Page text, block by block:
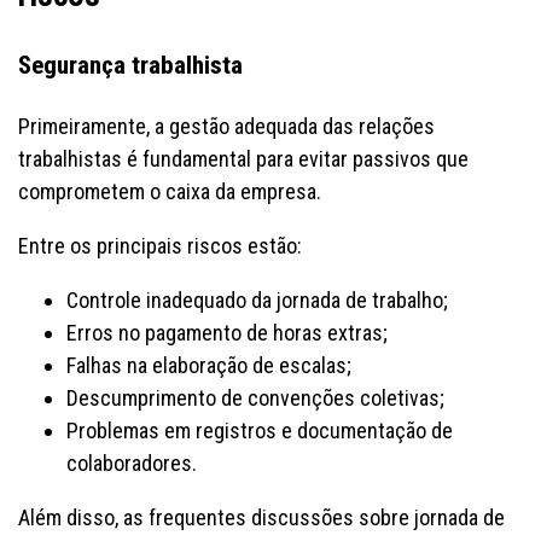
Segurança trabalhista
Primeiramente, a gestão adequada das relações
trabalhistas é fundamental para evitar passivos que
comprometem o caixa da empresa.
Entre os principais riscos estão:
Controle inadequado da jornada de trabalho;
Erros no pagamento de horas extras;
Falhas na elaboração de escalas;
Descumprimento de convenções coletivas;
Problemas em registros e documentação de
colaboradores.
Além disso, as frequentes discussões sobre jornada de